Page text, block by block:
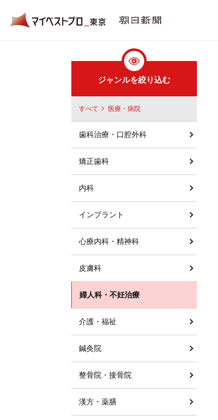
ジャンルを絞り込む
すべて 医療・病院
歯科治療・口腔外科
矯正歯科
内科
インプラント
心療内科・精神科
皮膚科
婦人科・不妊治療
介護・福祉
鍼灸院
整骨院・接骨院
漢方・薬膳